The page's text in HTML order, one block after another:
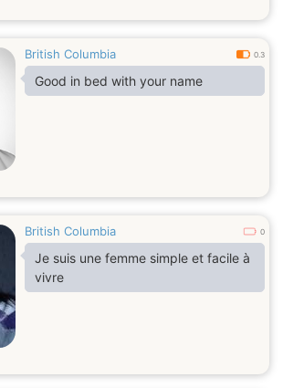
British Columbia 0.3
Good in bed with your name
British Columbia 0
Je suis une femme simple et facile à
vivre